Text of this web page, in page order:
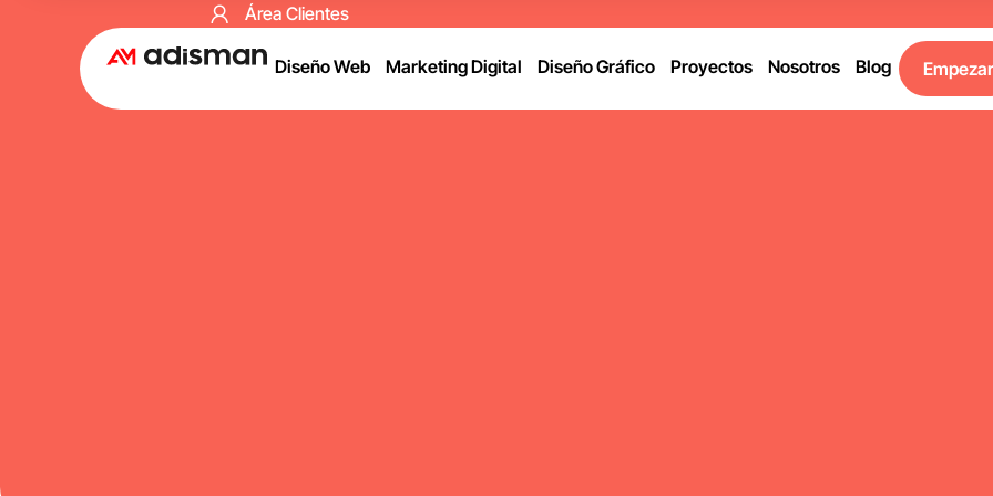
Área Clientes
Diseño Web Marketing Digital Diseño Gráfico Proyectos Nosotros Blog Empezar